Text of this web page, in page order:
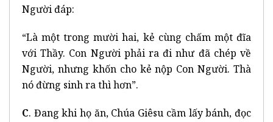
Người đáp:
“Là một trong mười hai, kẻ cùng chấm một đĩa
với Thầy. Con Người phải ra đi như đã chép về
Người, nhưng khốn cho kẻ nộp Con Người. Thà
nó đừng sinh ra thì hơn”.
C. Đang khi họ ăn, Chúa Giêsu cầm lấy bánh, đọc